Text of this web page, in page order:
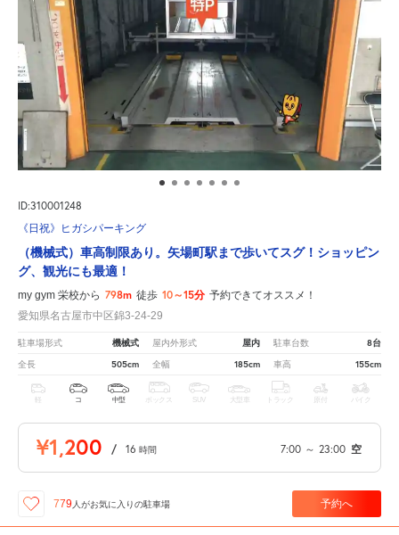
ID:310001248
《日祝》ヒガシパーキング
（機械式）車高制限あり。矢場町駅まで歩いてスグ！ショッピン
グ、観光にも最適！
my gym 栄校から 798m 徒歩 10～15分 予約できてオススメ！
愛知県名古屋市中区錦3-24-29
駐車場形式 機械式 屋内外形式 屋内 駐車台数 8台
全長 505cm 全幅 185cm 車高 155cm
軽 コ 中型 ボックス SUV 大型車 トラック 原付 バイク
¥1,200 / 16 時間 7:00 ～ 23:00 空
779 人がお気に入りの駐車場 予約へ